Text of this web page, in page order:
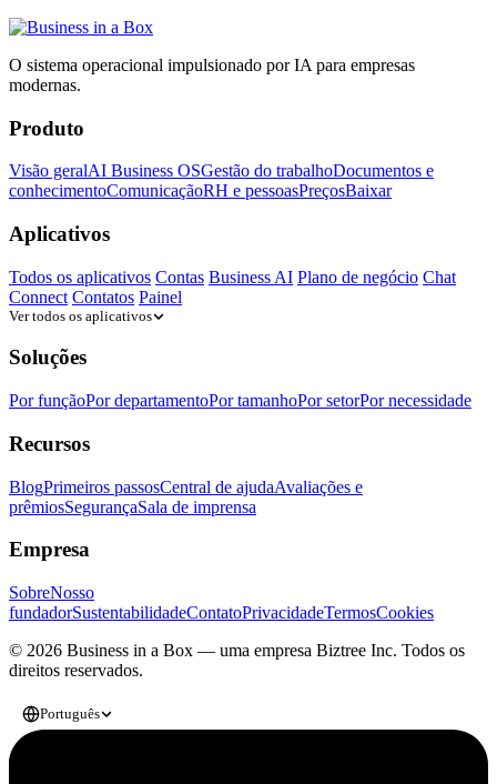
O sistema operacional impulsionado por IA para empresas
modernas.
Produto
Visão geralAI Business OSGestão do trabalhoDocumentos e
conhecimentoComunicaçãoRH e pessoasPreçosBaixar
Aplicativos
Todos os aplicativos Contas Business AI Plano de negócio Chat
Connect Contatos Painel
Ver todos os aplicativos
Soluções
Por funçãoPor departamentoPor tamanhoPor setorPor necessidade
Recursos
BlogPrimeiros passosCentral de ajudaAvaliações e
prêmiosSegurançaSala de imprensa
Empresa
SobreNosso
fundadorSustentabilidadeContatoPrivacidadeTermosCookies
© 2026 Business in a Box — uma empresa Biztree Inc. Todos os
direitos reservados.
Português